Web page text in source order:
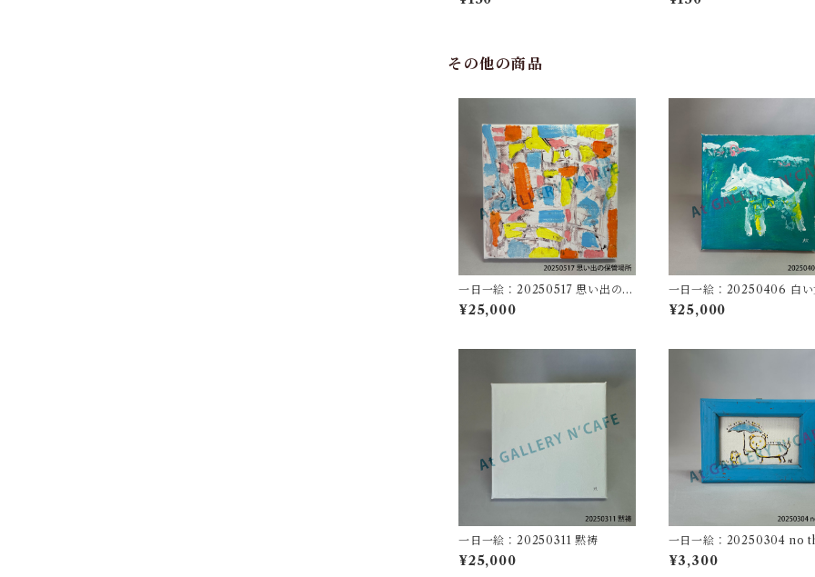
その他の商品
一日一絵：20250517 思い出の保
管場所
¥25,000
一日一絵：20250406 白い
¥25,000
一日一絵：20250311 黙祷
¥25,000
一日一絵：20250304 no
s
¥3,300